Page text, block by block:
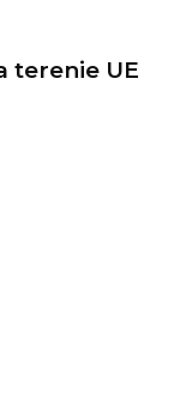
terenie UE